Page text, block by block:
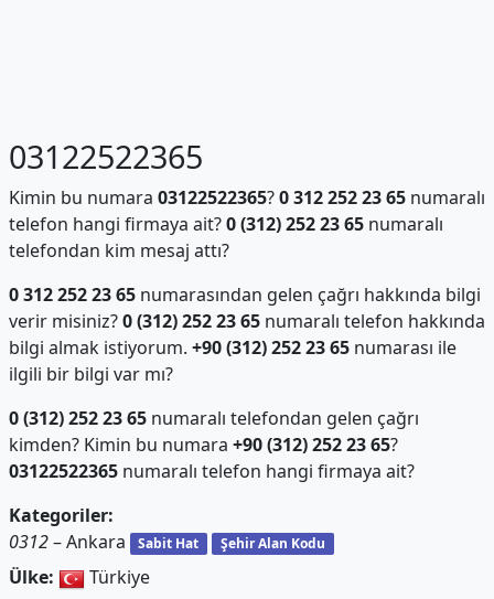
03122522365
Kimin bu numara 03122522365?0 312 252 23 65numaralı
telefon hangi firmaya ait?0 (312) 252 23 65numaralı
telefondan kim mesaj attı?
0 312 252 23 65numarasından gelen çağrı hakkında bilgi
verir misiniz?0 (312) 252 23 65numaralı telefon hakkında
bilgi almak istiyorum. +90 (312) 252 23 65numarası ile
ilgili bir bilgi var mı?
0 (312) 252 23 65numaralı telefondan gelen çağrı
kimden? Kimin bu numara +90 (312) 252 23 65?
03122522365numaralı telefon hangi firmaya ait?
Kategoriler:
0312– Ankara Sabit Hat Şehir Alan Kodu
Ülke:
Türkiye